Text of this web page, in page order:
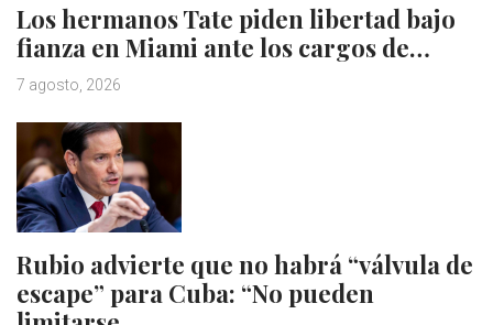
Los hermanos Tate piden libertad bajo
fianza en Miami ante los cargos de…
7 agosto, 2026
Rubio advierte que no habrá “válvula de
escape” para Cuba: “No pueden